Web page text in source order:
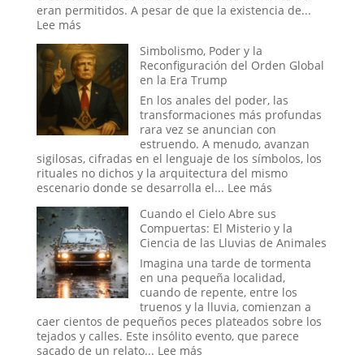
¿La
Última
de
la
Psique
o
el
Sueño
de
un
Espía?
eran permitidos. A pesar de que la existencia de...
Lee más:
Guerreras
Amazonas:
La
leyenda
Simbolismo, Poder y la
Reconfiguración del Orden Global
en la Era Trump
En los anales del poder, las
transformaciones más profundas
rara vez se anuncian con
estruendo. A menudo, avanzan
sigilosas, cifradas en el lenguaje de los símbolos, los
rituales no dichos y la arquitectura del mismo
escenario donde se desarrolla el... Lee más:
Poder
y
la
Reconfiguración
del
Orden
Global
en
la
Cuando el Cielo Abre sus
Compuertas: El Misterio y la
Ciencia de las Lluvias de Animales
Imagina una tarde de tormenta
en una pequeña localidad,
cuando de repente, entre los
truenos y la lluvia, comienzan a
caer cientos de pequeños peces plateados sobre los
tejados y calles. Este insólito evento, que parece
sacado de un relato... Lee más: